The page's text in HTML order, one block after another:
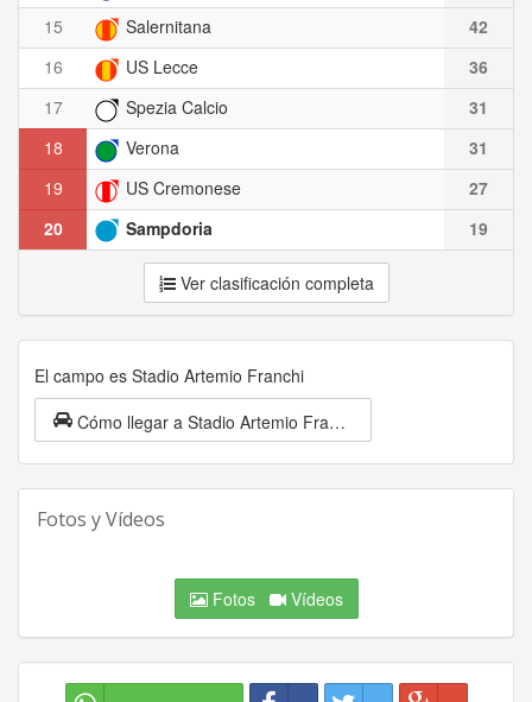
15
Salernitana
42
16
US Lecce
36
17
Spezia Calcio
31
18
Verona
31
19
US Cremonese
27
20
Sampdoria 19
Ver clasificación completa
El campo es Stadio Artemio Franchi
Cómo llegar a Stadio Artemio Franchi
Fotos y Vídeos
Fotos Vídeos